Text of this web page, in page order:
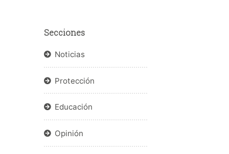
Secciones
Noticias
Protección
Educación
Opinión